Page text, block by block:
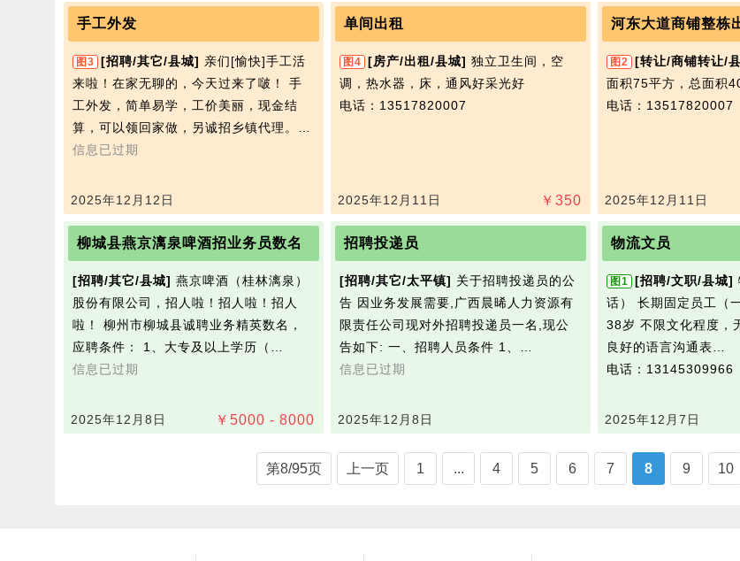
手工外发
图3 [招聘/其它/县城] 亲们[愉快]手工活
来啦！在家无聊的，今天过来了啵！ 手
工外发，简单易学，工价美丽，现金结
算，可以领回家做，另诚招乡镇代理。…
信息已过期
2025年12月12日
单间出租
图4 [房产/出租/县城] 独立卫生间，空
调，热水器，床，通风好采光好
电话：13517820007
￥ 350
2025年12月11日
河东大道商铺整栋
图2 [转让/商铺转让/
面积75平方，总面积
电话：13517820007
2025年12月11日
柳城县燕京漓泉啤酒招业务员数名
[招聘/其它/县城] 燕京啤酒（桂林漓泉）
股份有限公司，招人啦！招人啦！招人
啦！ 柳州市柳城县诚聘业务精英数名，
应聘条件： 1、大专及以上学历（…
信息已过期
￥ 5000 - 8000
2025年12月8日
招聘投递员
[招聘/其它/太平镇] 关于招聘投递员的公
告 因业务发展需要,广西晨晞人力资源有
限责任公司现对外招聘投递员一名,现公
告如下: 一、招聘人员条件 1、…
信息已过期
2025年12月8日
物流文员
图1 [招聘/文职/县城]
话） 长期固定员工（
38岁 不限文化程度，无‮罪犯‬不良记录
良好的‮言语‬沟通表…
电话：13145309966
2025年12月7日
第8/95页 上一页 1 ... 4 5 6 7 8 9 10